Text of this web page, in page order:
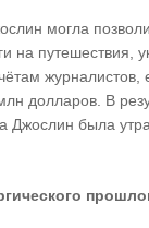
могла
на путешествия,
долларов. В
Джослин была